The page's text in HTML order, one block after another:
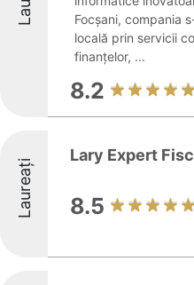
Focșani, compania
locală prin servicii
finanțelor, ...
8.2
Laureați
Lary Expert
8.5